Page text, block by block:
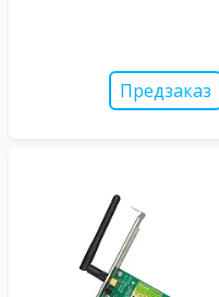
Предзаказ